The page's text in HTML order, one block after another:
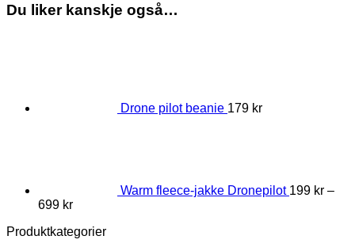
Du liker kanskje også…
Drone pilot beanie 179 kr
Warm fleece-jakke Dronepilot 199 kr –
699 krPrisområde:
til
Produktkategorier